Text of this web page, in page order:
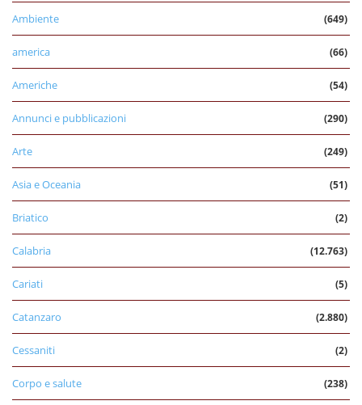
Ambiente (649)
america (66)
Americhe (54)
Annunci e pubblicazioni (290)
Arte (249)
Asia e Oceania (51)
Briatico (2)
Calabria (12.763)
Cariati (5)
Catanzaro (2.880)
Cessaniti (2)
Corpo e salute (238)